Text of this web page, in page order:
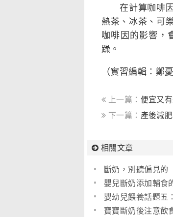
在計算咖啡因
熱茶、冰茶、可
咖啡因的影響，
躁。
（實習編輯：鄭憂
上一篇： 便宜又
下一篇： 產後減
相關文章
斷奶，別聽偏見的
嬰兒斷奶添加輔食
嬰幼兒餵養話題五
寶寶斷奶後注意飲